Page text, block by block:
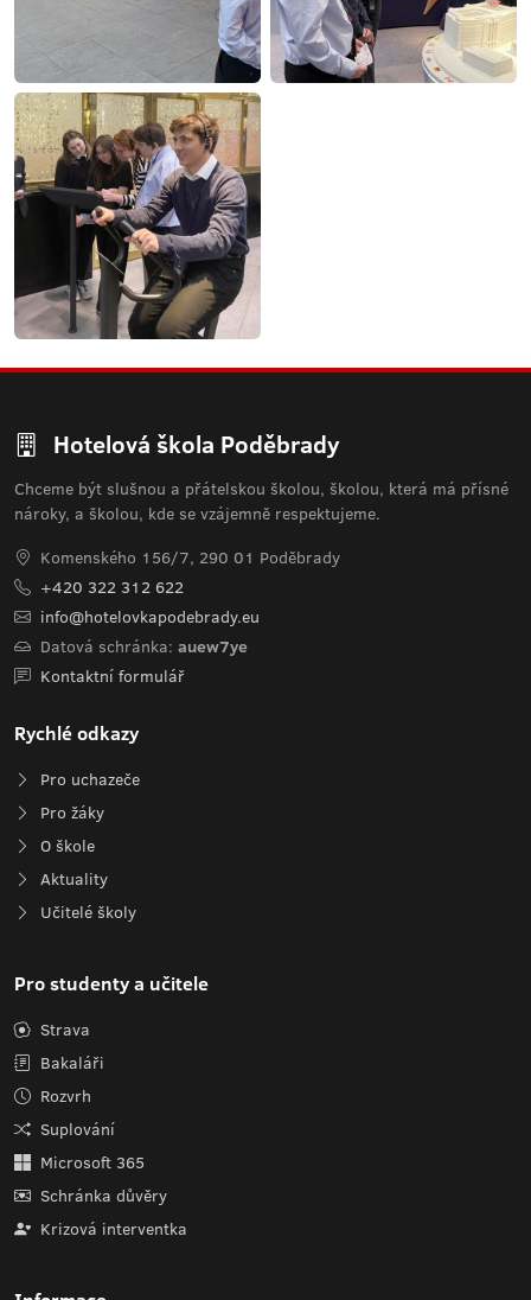
Hotelová škola Poděbrady
Chceme být slušnou a přátelskou školou, školou, která má přísné
nároky, a školou, kde se vzájemně respektujeme.
Komenského 156/7, 290 01 Poděbrady
+420 322 312 622
info@hotelovkapodebrady.eu
Datová schránka: auew7ye
Kontaktní formulář
Rychlé odkazy
Pro uchazeče
Pro žáky
O škole
Aktuality
Učitelé školy
Pro studenty a učitele
Strava
Bakaláři
Rozvrh
Suplování
Microsoft 365
Schránka důvěry
Krizová interventka